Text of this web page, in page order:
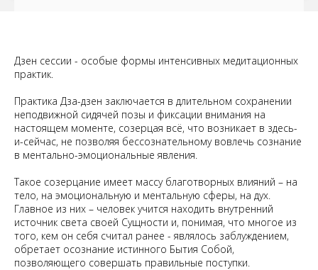
Дзен сессии - особые формы интенсивных медитационных
практик.
Практика Дза-дзен заключается в длительном сохранении
неподвижной сидячей позы и фиксации внимания на
настоящем моменте, созерцая всё, что возникает в здесь-
и-сейчас, не позволяя бессознательному вовлечь сознание
в ментально-эмоциональные явления.
Такое созерцание имеет массу благотворных влияний – на
тело, на эмоциональную и ментальную сферы, на дух.
Главное из них – человек учится находить внутренний
источник света своей Сущности и, понимая, что многое из
того, кем он себя считал ранее - являлось заблуждением,
обретает осознание истинного Бытия Собой,
позволяющего совершать правильные поступки.